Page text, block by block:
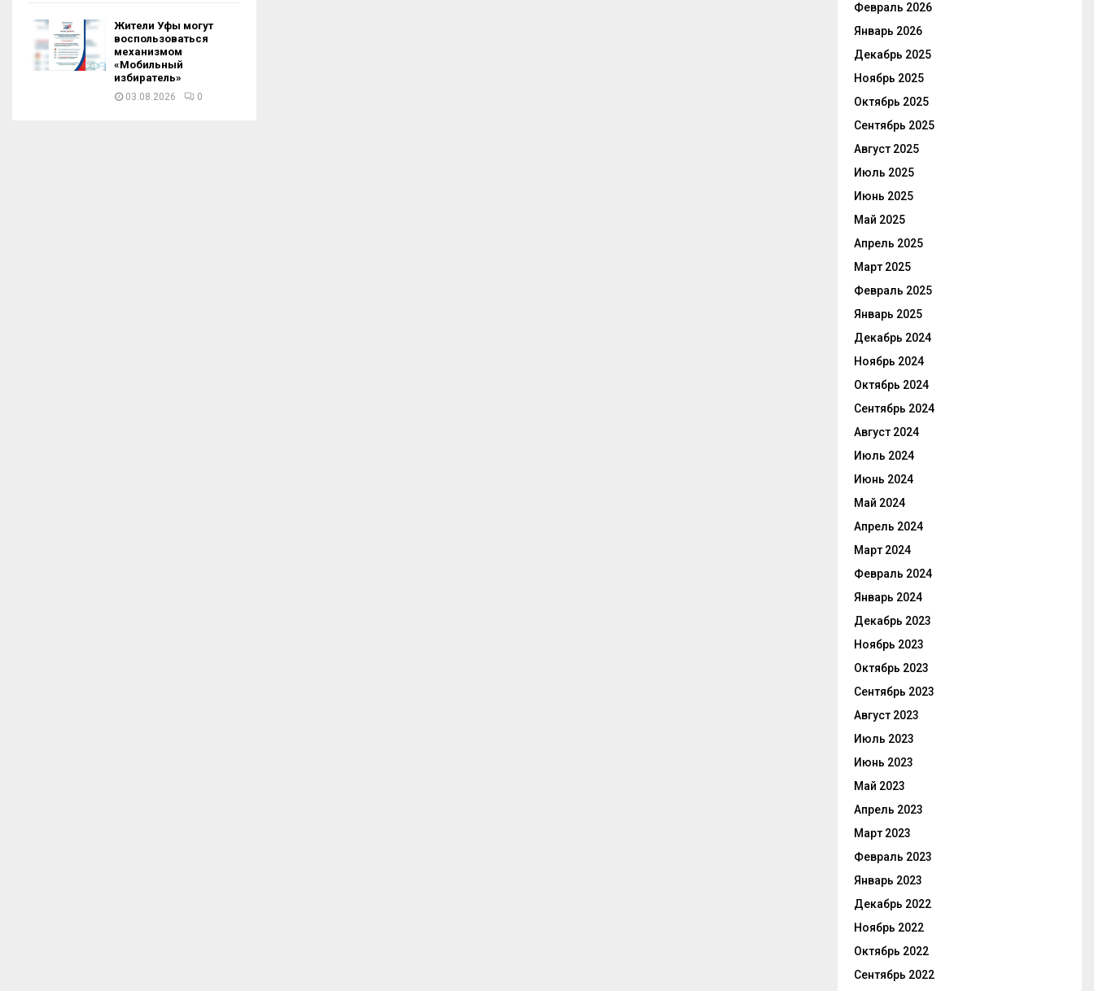
Жители Уфы могут
воспользоваться
механизмом
«Мобильный
избиратель»
03.08.2026 0
Февраль 2026
Январь 2026
Декабрь 2025
Ноябрь 2025
Октябрь 2025
Сентябрь 2025
Август 2025
Июль 2025
Июнь 2025
Май 2025
Апрель 2025
Март 2025
Февраль 2025
Январь 2025
Декабрь 2024
Ноябрь 2024
Октябрь 2024
Сентябрь 2024
Август 2024
Июль 2024
Июнь 2024
Май 2024
Апрель 2024
Март 2024
Февраль 2024
Январь 2024
Декабрь 2023
Ноябрь 2023
Октябрь 2023
Сентябрь 2023
Август 2023
Июль 2023
Июнь 2023
Май 2023
Апрель 2023
Март 2023
Февраль 2023
Январь 2023
Декабрь 2022
Ноябрь 2022
Октябрь 2022
Сентябрь 2022